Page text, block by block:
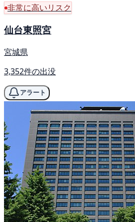
非常に高いリスク
仙台東照宮
宮城県
3,352件の出没
アラート